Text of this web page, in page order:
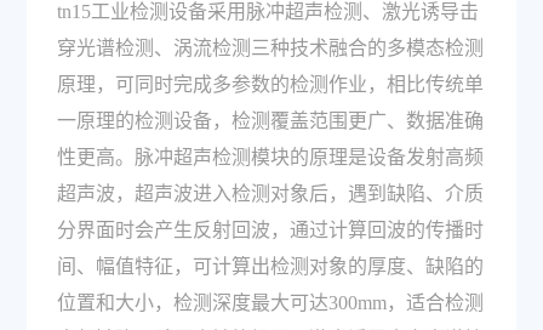
tn15工业检测设备采用脉冲超声检测、激光诱导击
穿光谱检测、涡流检测三种技术融合的多模态检测
原理，可同时完成多参数的检测作业，相比传统单
一原理的检测设备，检测覆盖范围更广、数据准确
性更高。脉冲超声检测模块的原理是设备发射高频
超声波，超声波进入检测对象后，遇到缺陷、介质
分界面时会产生反射回波，通过计算回波的传播时
间、幅值特征，可计算出检测对象的厚度、缺陷的
位置和大小，检测深度最大可达300mm，适合检测